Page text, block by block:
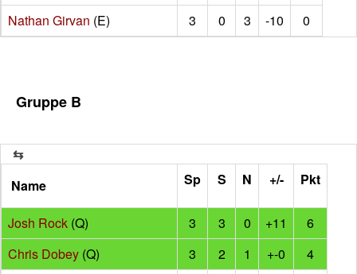
Nathan Girvan (E) 3 0 3 -10 0
Gruppe B
Name Sp S N +/- Pkt
Josh Rock (Q) 3 3 0 +11
6
Chris Dobey (Q) 3 2 1 +-0
4